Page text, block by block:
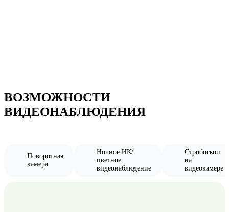
ВОЗМОЖНОСТИ
ВИДЕОНАБЛЮДЕНИЯ
Поворотная
камера
Ночное ИК/
цветное
видеонаблюдение
Стробоскоп
на
видеокамере